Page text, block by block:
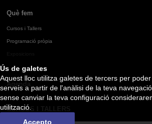
Ús de galetes
Aquest lloc utilitza galetes de tercers per
serveis a partir de l'anàlisi de la teva
sense canviar la teva configuració
utilització.
Accepto
Què fem
Cursos i Tallers
Programació pròpia
Agenda
CURSOS I TALLERS